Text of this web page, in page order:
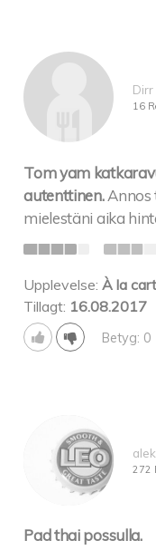
Dirr
16
Tom yam
autenttinen. Annos
mielestäni aika
Upplevelse:À la
Tillagt: 16.08.2017
Betyg: 0
272
Pad thai possulla.